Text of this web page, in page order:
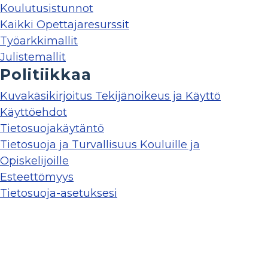
Koulutusistunnot
Kaikki Opettajaresurssit
Työarkkimallit
Julistemallit
Politiikkaa
Kuvakäsikirjoitus Tekijänoikeus ja Käyttö
Käyttöehdot
Tietosuojakäytäntö
Tietosuoja ja Turvallisuus Kouluille ja
Opiskelijoille
Esteettömyys
Tietosuoja-asetuksesi